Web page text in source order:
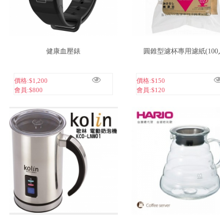
健康血壓錶
價格:$1,200
會員:$800
圓錐型濾杯專用濾紙(100
價格:$150
會員:$120